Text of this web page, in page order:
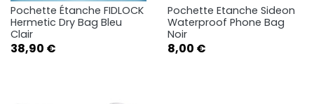
Pochette Étanche FIDLOCK
Hermetic Dry Bag Bleu
Clair
Prix
38,90 €
Pochette Etanche Sideon
Waterproof Phone Bag
Noir
Prix
8,00 €